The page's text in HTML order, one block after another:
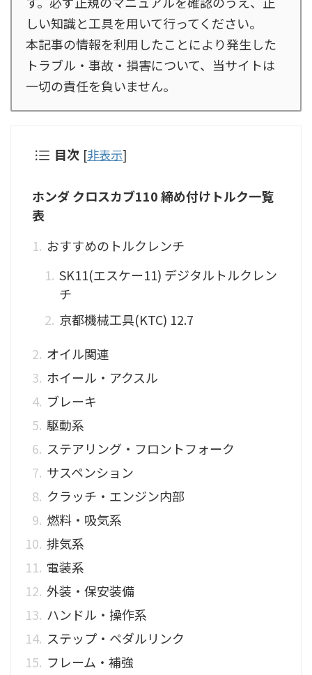
しい知識と工具を用いて行ってください。
本記事の情報を利用したことにより発生した
トラブル・事故・損害について、当サイトは
一切の責任を負いません。
目次 [非表示]
ホンダ クロスカブ110 締め付けトルク一覧
表
おすすめのトルクレンチ
SK11(エスケー11) デジタルトルクレン
チ
京都機械工具(KTC) 12.7
オイル関連
ホイール・アクスル
ブレーキ
駆動系
ステアリング・フロントフォーク
サスペンション
クラッチ・エンジン内部
燃料・吸気系
排気系
電装系
外装・保安装備
ハンドル・操作系
ステップ・ペダルリンク
フレーム・補強